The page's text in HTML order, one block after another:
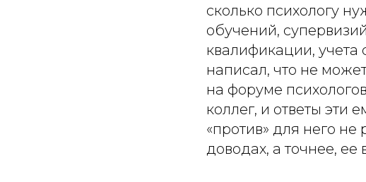
сколько психологу
обучений,
квалификации, учета
написал, что не
на форуме
коллег, и ответы эти
«против» для него
доводах, а точнее,